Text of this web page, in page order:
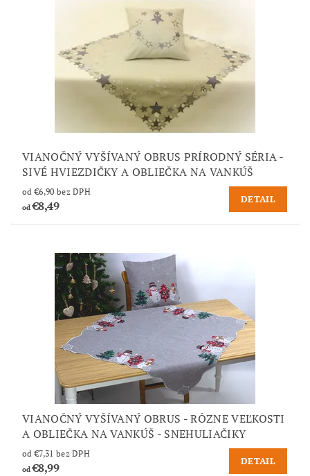
VIANOČNÝ VYŠÍVANÝ OBRUS PRÍRODNÝ SÉRIA -
SIVÉ HVIEZDIČKY A OBLIEČKA NA VANKÚŠ
od €6,90 bez DPH
od€8,49 DETAIL
VIANOČNÝ VYŠÍVANÝ OBRUS - RÔZNE VEĽKOSTI
A OBLIEČKA NA VANKÚŠ - SNEHULIAČIKY
od €7,31 bez DPH
od€8,99 DETAIL